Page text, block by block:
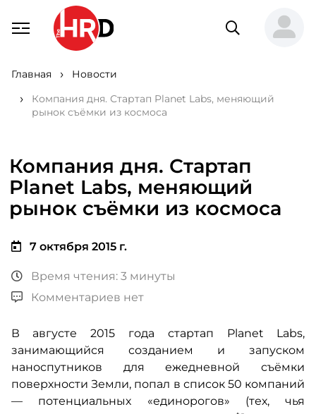
Главная
Новости
Компания дня. Стартап Planet Labs, меняющий
рынок съёмки из космоса
Компания дня. Стартап
Planet Labs, меняющий
рынок съёмки из космоса
7 октября 2015 г.
Время чтения: 3 минуты
Комментариев нет
В августе 2015 года стартап Planet Labs,
занимающийся созданием и запуском
наноспутников для ежедневной съёмки
поверхности Земли, попал в список 50 компаний
— потенциальных «единорогов» (тех, чья